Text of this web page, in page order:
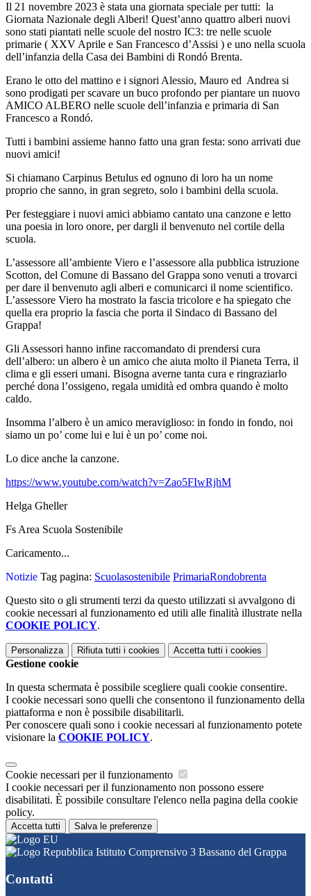
Il 21 novembre 2023 è stata una giornata speciale per tutti: la
Giornata Nazionale degli Alberi! Quest’anno quattro alberi nuovi
sono stati piantati nelle scuole del nostro IC3: tre nelle scuole
primarie ( XXV Aprile e San Francesco d’Assisi ) e uno nella scuola
dell’infanzia della Casa dei Bambini di Rondó Brenta.
Erano le otto del mattino e i signori Alessio, Mauro ed Andrea si
sono prodigati per scavare un buco profondo per piantare un nuovo
AMICO ALBERO nelle scuole dell’infanzia e primaria di San
Francesco a Rondó.
Tutti i bambini assieme hanno fatto una gran festa: sono arrivati due
nuovi amici!
Si chiamano Carpinus Betulus ed ognuno di loro ha un nome
proprio che sanno, in gran segreto, solo i bambini della scuola.
Per festeggiare i nuovi amici abbiamo cantato una canzone e letto
una poesia in loro onore, per dargli il benvenuto nel cortile della
scuola.
L’assessore all’ambiente Viero e l’assessore alla pubblica istruzione
Scotton, del Comune di Bassano del Grappa sono venuti a trovarci
per dare il benvenuto agli alberi e comunicarci il nome scientifico.
L’assessore Viero ha mostrato la fascia tricolore e ha spiegato che
quella era proprio la fascia che porta il Sindaco di Bassano del
Grappa!
Gli Assessori hanno infine raccomandato di prendersi cura
dell’albero: un albero è un amico che aiuta molto il Pianeta Terra, il
clima e gli esseri umani. Bisogna averne tanta cura e ringraziarlo
perché dona l’ossigeno, regala umidità ed ombra quando è molto
caldo.
Insomma l’albero è un amico meraviglioso: in fondo in fondo, noi
siamo un po’ come lui e lui è un po’ come noi.
Lo dice anche la canzone.
https://www.youtube.com/watch?v=Zao5FIwRjhM
Helga Gheller
Fs Area Scuola Sostenibile
Caricamento...
Notizie Tag pagina: Scuolasostenibile PrimariaRondobrenta
Questo sito o gli strumenti terzi da questo utilizzati si avvalgono di
cookie necessari al funzionamento ed utili alle finalità illustrate nella
COOKIE POLICY.
Personalizza Rifiuta tutti i cookies Accetta tutti i cookies
Gestione cookie
In questa schermata è possibile scegliere quali cookie consentire.
I cookie necessari sono quelli che consentono il funzionamento della
piattaforma e non è possibile disabilitarli.
Per conoscere quali sono i cookie necessari al funzionamento potete
visionare la COOKIE POLICY.
Cookie necessari per il funzionamento
I cookie necessari per il funzionamento non possono essere
disabilitati. È possibile consultare l'elenco nella pagina della cookie
policy.
Accetta tutti Salva le preferenze
Istituto Comprensivo 3 Bassano del Grappa
Contatti